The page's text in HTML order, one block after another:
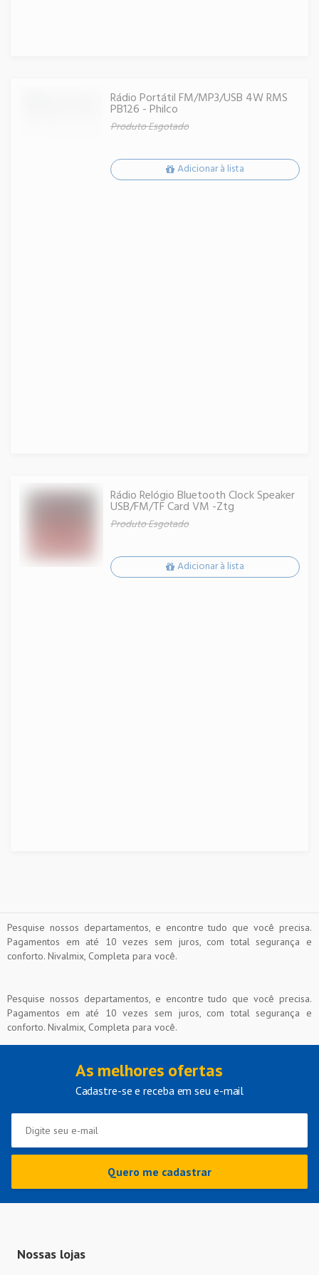
Rádio Portátil FM/MP3/USB 4W RMS
PB126 - Philco
Produto Esgotado
Adicionar à lista
Rádio Relógio Bluetooth Clock Speaker
USB/FM/TF Card VM -Ztg
Produto Esgotado
Adicionar à lista
Pesquise nossos departamentos, e encontre tudo que você precisa.
Pagamentos em até 10 vezes sem juros, com total segurança e
conforto. Nivalmix, Completa para você.
Pesquise nossos departamentos, e encontre tudo que você precisa.
Pagamentos em até 10 vezes sem juros, com total segurança e
conforto. Nivalmix, Completa para você.
As melhores ofertas
Cadastre-se e receba em seu e-mail
Quero me cadastrar
Nossas lojas